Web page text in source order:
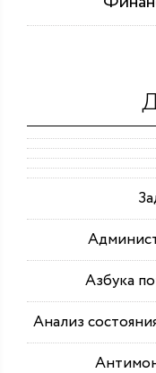
Азбука
Анализ